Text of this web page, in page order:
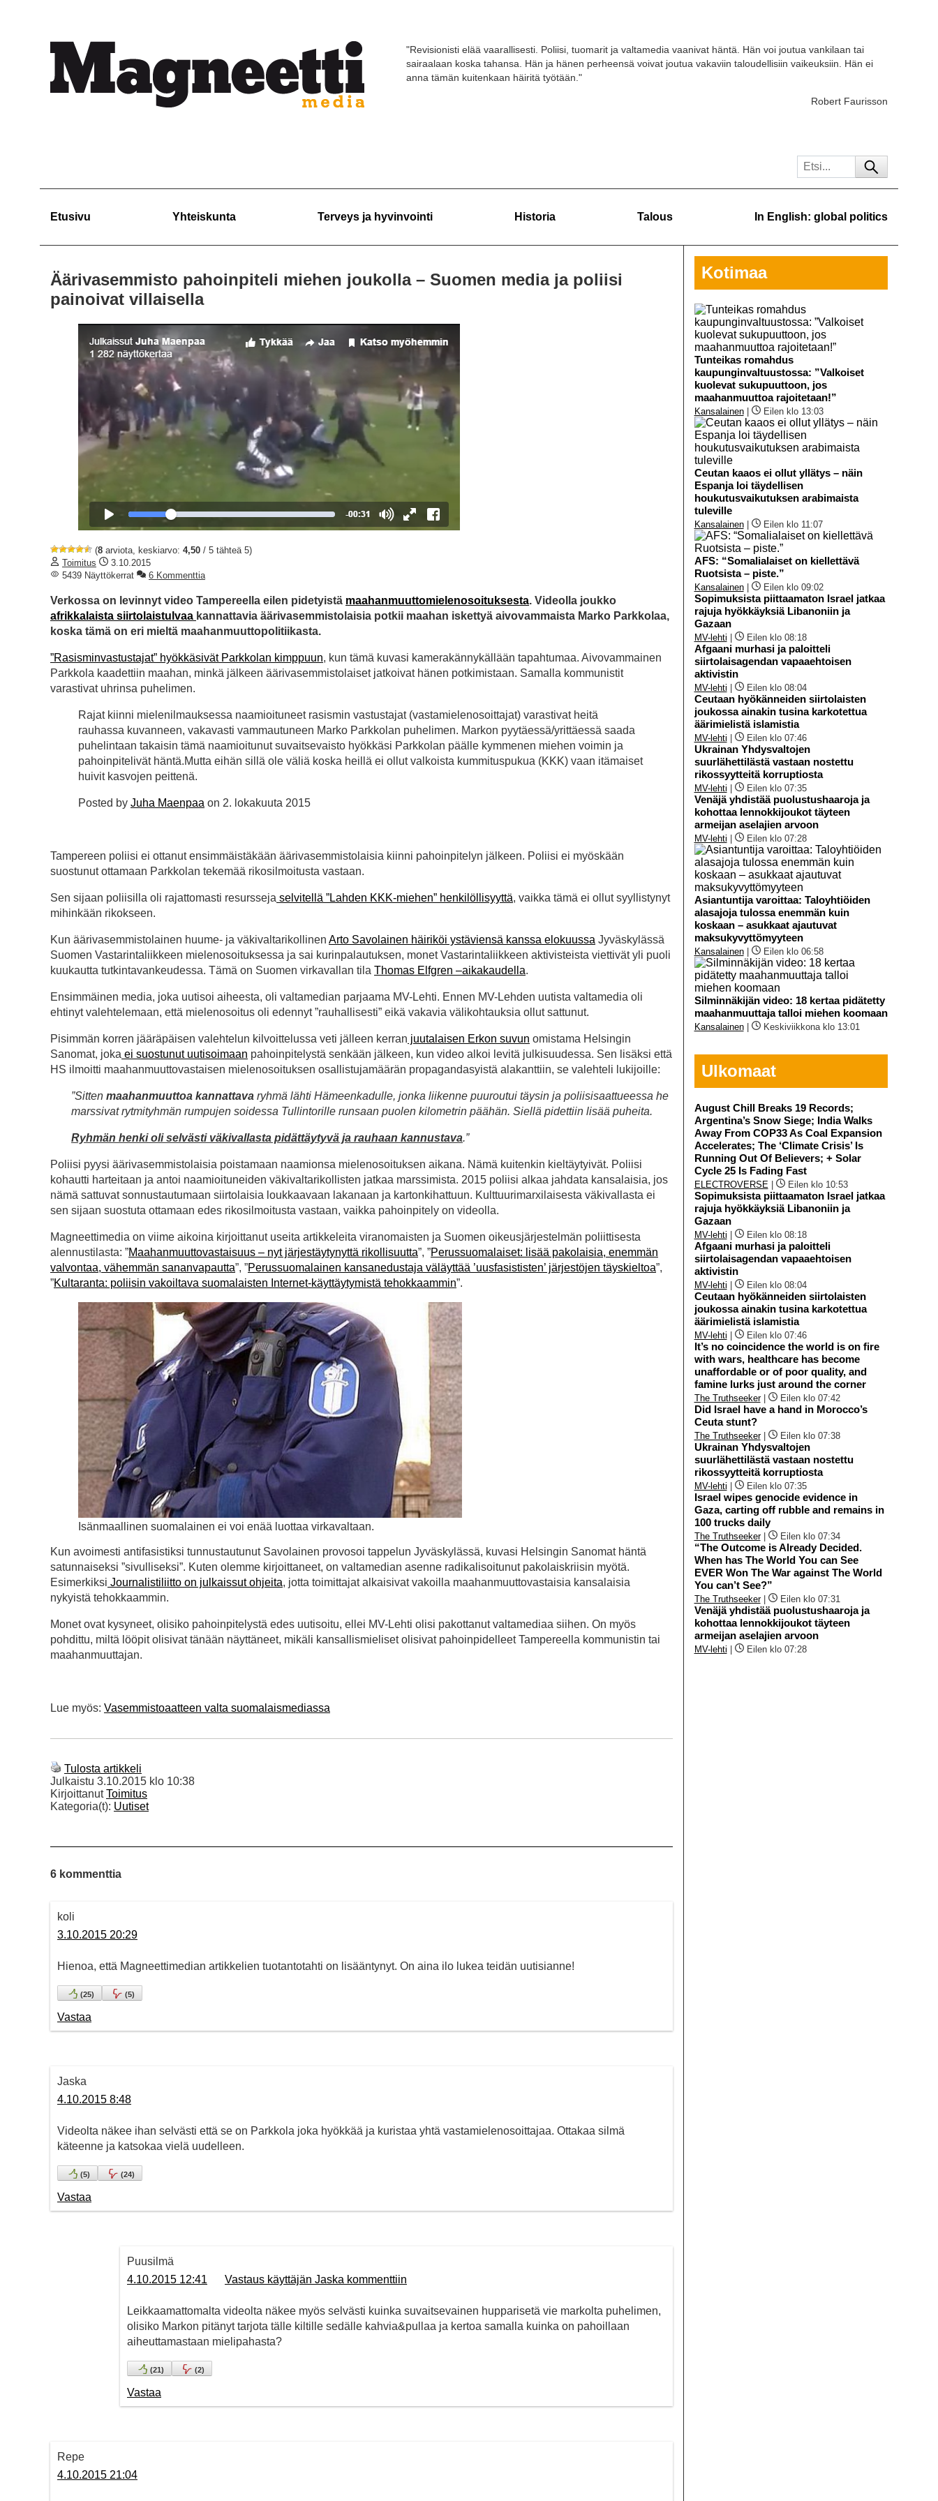
"Revisionisti elää vaarallisesti. Poliisi, tuomarit ja valtamedia vaanivat häntä. Hän voi joutua vankilaan tai
sairaalaan koska tahansa. Hän ja hänen perheensä voivat joutua vakaviin taloudellisiin vaikeuksiin. Hän ei
anna tämän kuitenkaan häiritä työtään."
Robert Faurisson
Etusivu Yhteiskunta Terveys ja hyvinvointi Historia Talous In English: global politics
Äärivasemmisto pahoinpiteli miehen joukolla – Suomen media ja poliisi
painoivat villaisella
(8 arviota, keskiarvo: 4,50 / 5 tähteä 5)
Toimitus
3.10.2015
5439 Näyttökerrat
6 Kommenttia
Verkossa on levinnyt video Tampereella eilen pidetyistä maahanmuuttomielenosoituksesta. Videolla joukko
afrikkalaista siirtolaistulvaa kannattavia äärivasemmistolaisia potkii maahan iskettyä aivovammaista Marko Parkkolaa,
koska tämä on eri mieltä maahanmuuttopolitiikasta.
”Rasisminvastustajat” hyökkäsivät Parkkolan kimppuun, kun tämä kuvasi kamerakännykällään tapahtumaa. Aivovammainen
Parkkola kaadettiin maahan, minkä jälkeen äärivasemmistolaiset jatkoivat hänen potkimistaan. Samalla kommunistit
varastivat uhrinsa puhelimen.
Rajat kiinni mielenilmauksessa naamioituneet rasismin vastustajat (vastamielenosoittajat) varastivat heitä
rauhassa kuvanneen, vakavasti vammautuneen Marko Parkkolan puhelimen. Markon pyytäessä/yrittäessä saada
puhelintaan takaisin tämä naamioitunut suvaitsevaisto hyökkäsi Parkkolan päälle kymmenen miehen voimin ja
pahoinpitelivät häntä.Mutta eihän sillä ole väliä koska heillä ei ollut valkoista kummituspukua (KKK) vaan itämaiset
huivit kasvojen peittenä.
Posted by Juha Maenpaa on 2. lokakuuta 2015
Tampereen poliisi ei ottanut ensimmäistäkään äärivasemmistolaisia kiinni pahoinpitelyn jälkeen. Poliisi ei myöskään
suostunut ottamaan Parkkolan tekemää rikosilmoitusta vastaan.
Sen sijaan poliisilla oli rajattomasti resursseja selvitellä ”Lahden KKK-miehen” henkilöllisyyttä, vaikka tämä ei ollut syyllistynyt
mihinkään rikokseen.
Kun äärivasemmistolainen huume- ja väkivaltarikollinen Arto Savolainen häiriköi ystäviensä kanssa elokuussa Jyväskylässä
Suomen Vastarintaliikkeen mielenosoituksessa ja sai kurinpalautuksen, monet Vastarintaliikkeen aktivisteista viettivät yli puoli
kuukautta tutkintavankeudessa. Tämä on Suomen virkavallan tila Thomas Elfgren –aikakaudella.
Ensimmäinen media, joka uutisoi aiheesta, oli valtamedian parjaama MV-Lehti. Ennen MV-Lehden uutista valtamedia oli
ehtinyt valehtelemaan, että mielenosoitus oli edennyt ”rauhallisesti” eikä vakavia välikohtauksia ollut sattunut.
Pisimmän korren jääräpäisen valehtelun kilvoittelussa veti jälleen kerran juutalaisen Erkon suvun omistama Helsingin
Sanomat, joka ei suostunut uutisoimaan pahoinpitelystä senkään jälkeen, kun video alkoi levitä julkisuudessa. Sen lisäksi että
HS ilmoitti maahanmuuttovastaisen mielenosoituksen osallistujamäärän propagandasyistä alakanttiin, se valehteli lukijoille:
”Sitten maahanmuuttoa kannattava ryhmä lähti Hämeenkadulle, jonka liikenne puuroutui täysin ja poliisisaattueessa he
marssivat rytmityhmän rumpujen soidessa Tullintorille runsaan puolen kilometrin päähän. Siellä pidettiin lisää puheita.
Ryhmän henki oli selvästi väkivallasta pidättäytyvä ja rauhaan kannustava.”
Poliisi pyysi äärivasemmistolaisia poistamaan naamionsa mielenosoituksen aikana. Nämä kuitenkin kieltäytyivät. Poliisi
kohautti harteitaan ja antoi naamioituneiden väkivaltarikollisten jatkaa marssimista. 2015 poliisi alkaa jahdata kansalaisia, jos
nämä sattuvat sonnustautumaan siirtolaisia loukkaavaan lakanaan ja kartonkihattuun. Kulttuurimarxilaisesta väkivallasta ei
sen sijaan suostuta ottamaan edes rikosilmoitusta vastaan, vaikka pahoinpitely on videolla.
Magneettimedia on viime aikoina kirjoittanut useita artikkeleita viranomaisten ja Suomen oikeusjärjestelmän poliittisesta
alennustilasta: ”Maahanmuuttovastaisuus – nyt järjestäytynyttä rikollisuutta”, ”Perussuomalaiset: lisää pakolaisia, enemmän
valvontaa, vähemmän sananvapautta”, ”Perussuomalainen kansanedustaja väläyttää ’uusfasististen’ järjestöjen täyskieltoa”,
”Kultaranta: poliisin vakoiltava suomalaisten Internet-käyttäytymistä tehokkaammin”.
Isänmaallinen suomalainen ei voi enää luottaa virkavaltaan.
Kun avoimesti antifasistiksi tunnustautunut Savolainen provosoi tappelun Jyväskylässä, kuvasi Helsingin Sanomat häntä
satunnaiseksi ”sivulliseksi”. Kuten olemme kirjoittaneet, on valtamedian asenne radikalisoitunut pakolaiskriisin myötä.
Esimerkiksi Journalistiliitto on julkaissut ohjeita, jotta toimittajat alkaisivat vakoilla maahanmuuttovastaisia kansalaisia
nykyistä tehokkaammin.
Monet ovat kysyneet, olisiko pahoinpitelystä edes uutisoitu, ellei MV-Lehti olisi pakottanut valtamediaa siihen. On myös
pohdittu, miltä lööpit olisivat tänään näyttäneet, mikäli kansallismieliset olisivat pahoinpidelleet Tampereella kommunistin tai
maahanmuuttajan.
Lue myös: Vasemmistoaatteen valta suomalaismediassa
Tulosta artikkeli
Julkaistu 3.10.2015 klo 10:38
KirjoittanutToimitus
Kategoria(t): Uutiset
6 kommenttia
koli
3.10.2015 20:29
Hienoa, että Magneettimedian artikkelien tuotantotahti on lisääntynyt. On aina ilo lukea teidän uutisianne!
(25) (5)
Vastaa
Jaska
4.10.2015 8:48
Videolta näkee ihan selvästi että se on Parkkola joka hyökkää ja kuristaa yhtä vastamielenosoittajaa. Ottakaa silmä
käteenne ja katsokaa vielä uudelleen.
(5) (24)
Vastaa
Puusilmä
4.10.2015 12:41
Vastaus käyttäjän Jaska kommenttiin
Leikkaamattomalta videolta näkee myös selvästi kuinka suvaitsevainen hupparisetä vie markolta puhelimen,
olisiko Markon pitänyt tarjota tälle kiltille sedälle kahvia&pullaa ja kertoa samalla kuinka on pahoillaan
aiheuttamastaan mielipahasta?
(21) (2)
Vastaa
Repe
4.10.2015 21:04
Kotimaa
Tunteikas romahdus
kaupunginvaltuustossa: ”Valkoiset
kuolevat sukupuuttoon, jos
maahanmuuttoa rajoitetaan!”
Kansalainen| Eilen klo 13:03
Ceutan kaaos ei ollut yllätys – näin
Espanja loi täydellisen
houkutusvaikutuksen arabimaista
tuleville
Kansalainen| Eilen klo 11:07
AFS: “Somalialaiset on kiellettävä
Ruotsista – piste.”
Kansalainen| Eilen klo 09:02
Sopimuksista piittaamaton Israel jatkaa
rajuja hyökkäyksiä Libanoniin ja
Gazaan
MV-lehti Eilen klo 08:18
Afgaani murhasi ja paloitteli
siirtolaisagendan vapaaehtoisen
aktivistin
MV-lehti Eilen klo 08:04
Ceutaan hyökänneiden siirtolaisten
joukossa ainakin tusina karkotettua
äärimielistä islamistia
MV-lehti Eilen klo 07:46
Ukrainan Yhdysvaltojen
suurlähettilästä vastaan nostettu
rikossyytteitä korruptiosta
MV-lehti Eilen klo 07:35
Venäjä yhdistää puolustushaaroja ja
kohottaa lennokkijoukot täyteen
armeijan aselajien arvoon
MV-lehti Eilen klo 07:28
Asiantuntija varoittaa: Taloyhtiöiden
alasajoja tulossa enemmän kuin
koskaan – asukkaat ajautuvat
maksukyvyttömyyteen
Kansalainen| Eilen klo 06:58
Silminnäkijän video: 18 kertaa pidätetty
maahanmuuttaja talloi miehen koomaan
Kansalainen| Keskiviikkona klo 13:01
Ulkomaat
August Chill Breaks 19 Records;
Argentina’s Snow Siege; India Walks
Away From COP33 As Coal Expansion
Accelerates; The ‘Climate Crisis’ Is
Running Out Of Believers; + Solar
Cycle 25 Is Fading Fast
ELECTROVERSE Eilen klo 10:53
Sopimuksista piittaamaton Israel jatkaa
rajuja hyökkäyksiä Libanoniin ja
Gazaan
MV-lehti Eilen klo 08:18
Afgaani murhasi ja paloitteli
siirtolaisagendan vapaaehtoisen
aktivistin
MV-lehti Eilen klo 08:04
Ceutaan hyökänneiden siirtolaisten
joukossa ainakin tusina karkotettua
äärimielistä islamistia
MV-lehti Eilen klo 07:46
It’s no coincidence the world is on fire
with wars, healthcare has become
unaffordable or of poor quality, and
famine lurks just around the corner
The Truthseeker| Eilen klo 07:42
Did Israel have a hand in Morocco’s
Ceuta stunt?
The Truthseeker| Eilen klo 07:38
Ukrainan Yhdysvaltojen
suurlähettilästä vastaan nostettu
rikossyytteitä korruptiosta
MV-lehti Eilen klo 07:35
Israel wipes genocide evidence in
Gaza, carting off rubble and remains in
100 trucks daily
The Truthseeker| Eilen klo 07:34
“The Outcome is Already Decided.
When has The World You can See
EVER Won The War against The World
You can’t See?”
The Truthseeker| Eilen klo 07:31
Venäjä yhdistää puolustushaaroja ja
kohottaa lennokkijoukot täyteen
armeijan aselajien arvoon
MV-lehti Eilen klo 07:28